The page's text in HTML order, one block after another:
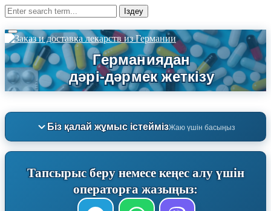
Біз қалай жұмыс істеймізЖаю үшін басыңыз
Тапсырыс беру немесе кеңес алу үшін
операторға жазыңыз: